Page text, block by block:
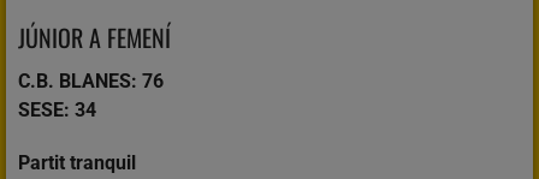
JÚNIOR A FEMENÍ
C.B. BLANES: 76
SESE: 34
Partit tranquil